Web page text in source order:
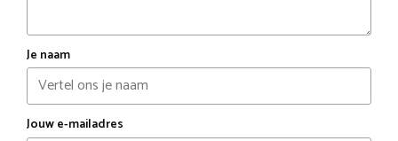
Je naam
Jouw e-mailadres